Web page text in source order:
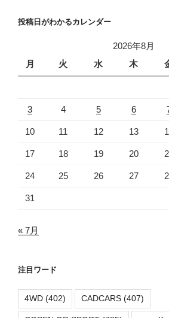
投稿日がわかるカレンダー
2026年8月
月
火 水 木
3 4 5 6
10 11 12 13
17 18 19 20
24 25 26 27
31
« 7月
注目ワード
4WD (402) CADCARS (407)